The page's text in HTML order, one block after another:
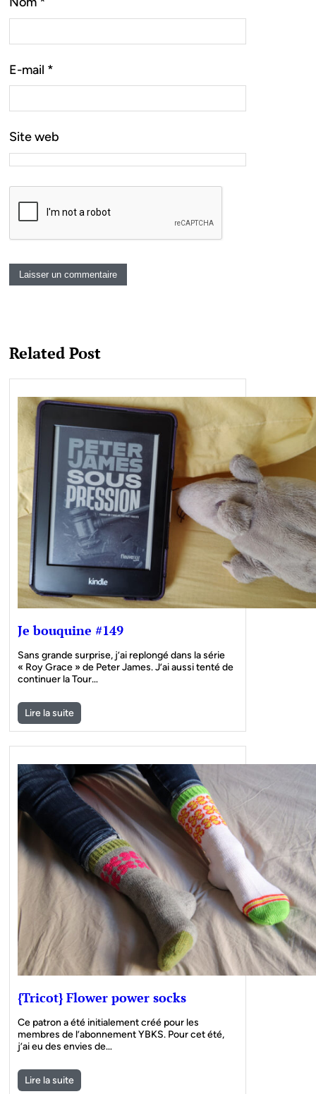
E-mail *
Site web
Related Post
Je bouquine #149
Sans grande surprise, j’ai replongé dans la série
« Roy Grace » de Peter James. J’ai aussi tenté de
continuer la Tour…
Lire la suite
{Tricot} Flower power socks
Ce patron a été initialement créé pour les
membres de l’abonnement YBKS. Pour cet été,
j’ai eu des envies de…
Lire la suite